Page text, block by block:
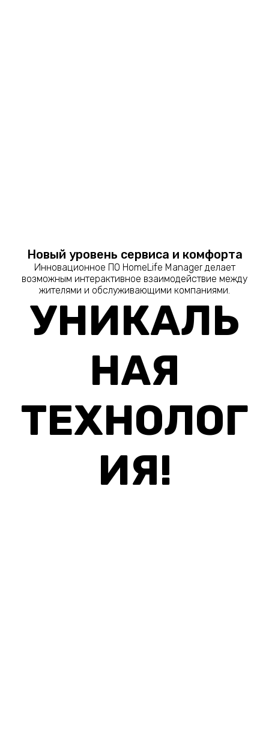
Новый уровень сервиса и комфорта
Инновационное ПО HomeLife Manager делает
возможным интерактивное взаимодействие между
жителями и обслуживающими компаниями.
УНИКАЛЬ
НАЯ
ТЕХНОЛОГ
ИЯ!